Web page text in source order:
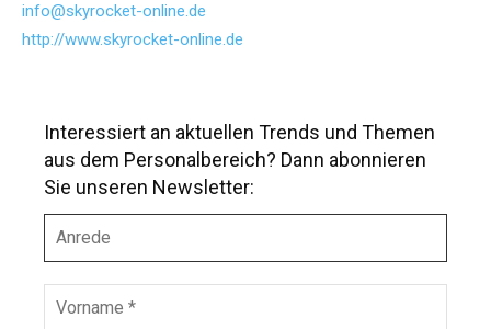
info@skyrocket-online.de
http://www.skyrocket-online.de
Interessiert an aktuellen Trends und Themen
aus dem Personalbereich? Dann abonnieren
Sie unseren Newsletter:
r
e